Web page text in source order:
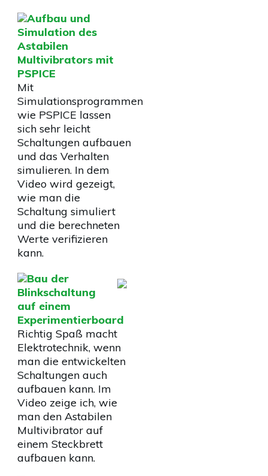
Aufbau und
Simulation des
Astabilen
Multivibrators mit
PSPICE
Mit
Simulationsprogrammen
wie PSPICE lassen
sich sehr leicht
Schaltungen aufbauen
und das Verhalten
simulieren. In dem
Video wird gezeigt,
wie man die
Schaltung simuliert
und die berechneten
Werte verifizieren
kann.
Bau der
Blinkschaltung
auf einem
Experimentierboard
Richtig Spaß macht
Elektrotechnik, wenn
man die entwickelten
Schaltungen auch
aufbauen kann. Im
Video zeige ich, wie
man den Astabilen
Multivibrator auf
einem Steckbrett
aufbauen kann.